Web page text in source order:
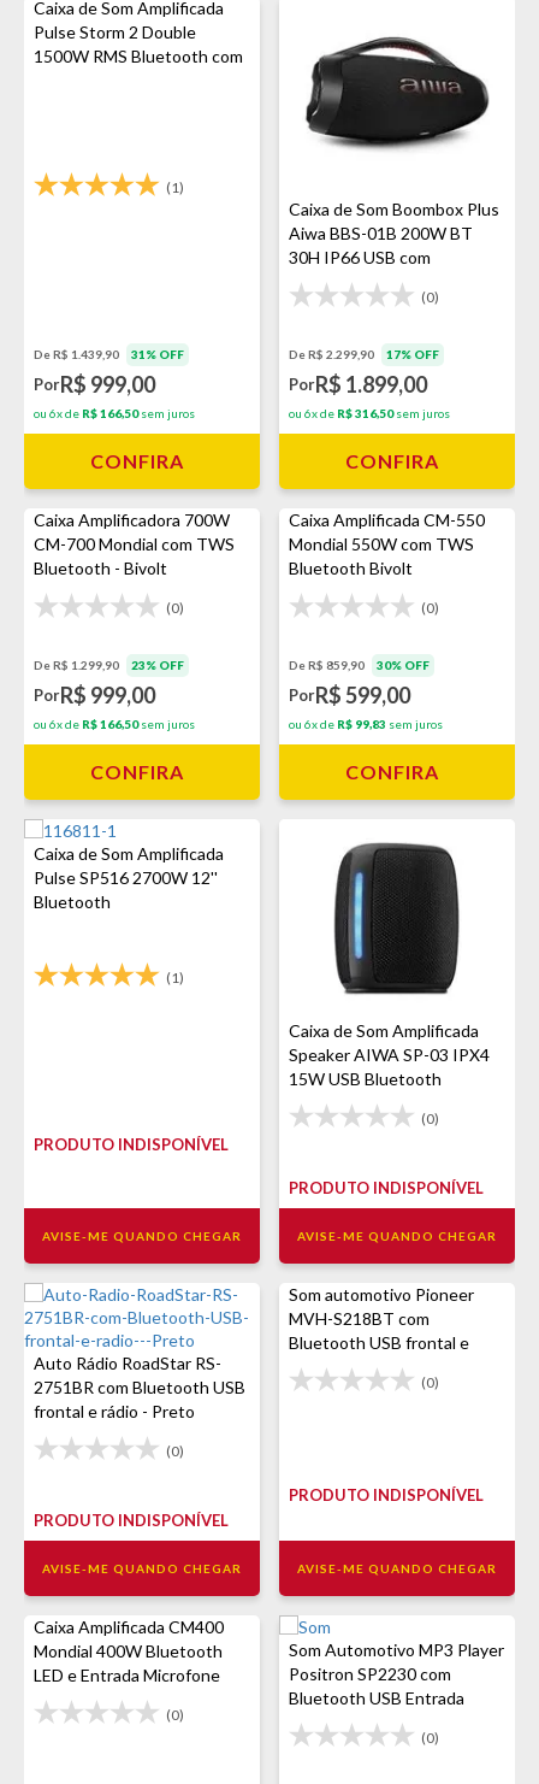
Caixa de Som Amplificada
Pulse Storm 2 Double
1500W RMS Bluetooth com
(1)
De R$ 1.439,90 31% OFF
PorR$ 999,00
ou 6x de R$ 166,50sem juros
CONFIRA
Caixa de Som Boombox Plus
Aiwa BBS-01B 200W BT
30H IP66 USB com
Bluetooth - Bivolt
(0)
De R$ 2.299,90 17% OFF
PorR$ 1.899,00
ou 6x de R$ 316,50sem juros
CONFIRA
Caixa Amplificadora 700W
CM-700 Mondial com TWS
Bluetooth - Bivolt
(0)
De R$ 1.299,90 23% OFF
PorR$ 999,00
ou 6x de R$ 166,50sem juros
CONFIRA
Caixa Amplificada CM-550
Mondial 550W com TWS
Bluetooth Bivolt
(0)
De R$ 859,90 30% OFF
PorR$ 599,00
ou 6x de R$ 99,83 sem juros
CONFIRA
Caixa de Som Amplificada
Pulse SP516 2700W 12''
Bluetooth
(1)
PRODUTO INDISPONÍVEL
AVISE-ME QUANDO CHEGAR
Caixa de Som Amplificada
Speaker AIWA SP-03 IPX4
15W USB Bluetooth
(0)
PRODUTO INDISPONÍVEL
AVISE-ME QUANDO CHEGAR
Auto Rádio RoadStar RS-
2751BR com Bluetooth USB
frontal e rádio - Preto
(0)
PRODUTO INDISPONÍVEL
AVISE-ME QUANDO CHEGAR
Som automotivo Pioneer
MVH-S218BT com
Bluetooth USB frontal e
rádio
(0)
PRODUTO INDISPONÍVEL
AVISE-ME QUANDO CHEGAR
Caixa Amplificada CM400
Mondial 400W Bluetooth
LED e Entrada Microfone
(0)
Som Automotivo MP3 Player
Positron SP2230 com
Bluetooth USB Entrada
Auxiliar FM e Equalização
(0)